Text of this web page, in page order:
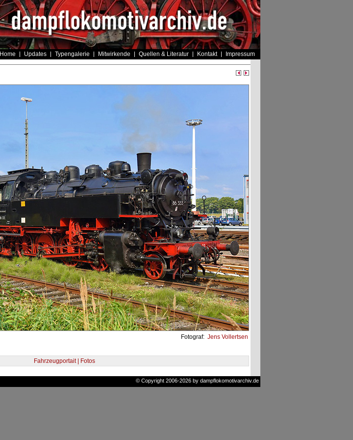
Home Updates Typengalerie Mitwirkende Quellen & Literatur Kontakt Impressum
Fotograf: Jens Vollertsen
Fahrzeugportait | Fotos
© Copyright 2006-2026 by dampflokomotivarchiv.de